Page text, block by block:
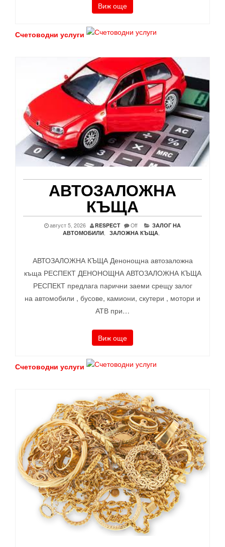
Виж още
Счетоводни услуги
АВТОЗАЛОЖНА
КЪЩА
август 5, 2026 RESPECT Off
ЗАЛОГ НА
АВТОМОБИЛИ
ЗАЛОЖНА КЪЩА
АВТОЗАЛОЖНА КЪЩА Денонощна автозаложна
къща РЕСПЕКТ ДЕНОНОЩНА АВТОЗАЛОЖНА КЪЩА
РЕСПЕКТ предлага парични заеми срещу залог
на автомобили , бусове, камиони, скутери , мотори и
АТВ при…
Виж още
Счетоводни услуги